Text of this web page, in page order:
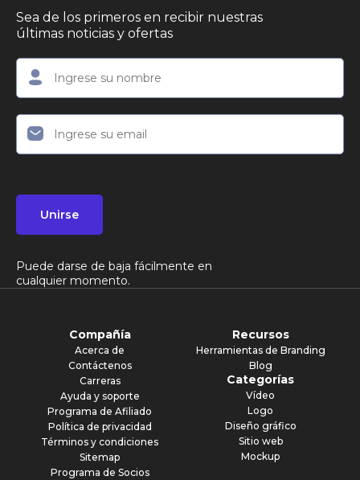
Sea de los primeros en recibir nuestras
últimas noticias y ofertas
Unirse
Puede darse de baja fácilmente en
cualquier momento.
Compañía
Acerca de
Contáctenos
Carreras
Ayuda y soporte
Programa de Afiliado
Política de privacidad
Términos y condiciones
Sitemap
Programa de Socios
Recursos
Herramientas de Branding
Blog
Categorías
Vídeo
Logo
Diseño gráfico
Sitio web
Mockup